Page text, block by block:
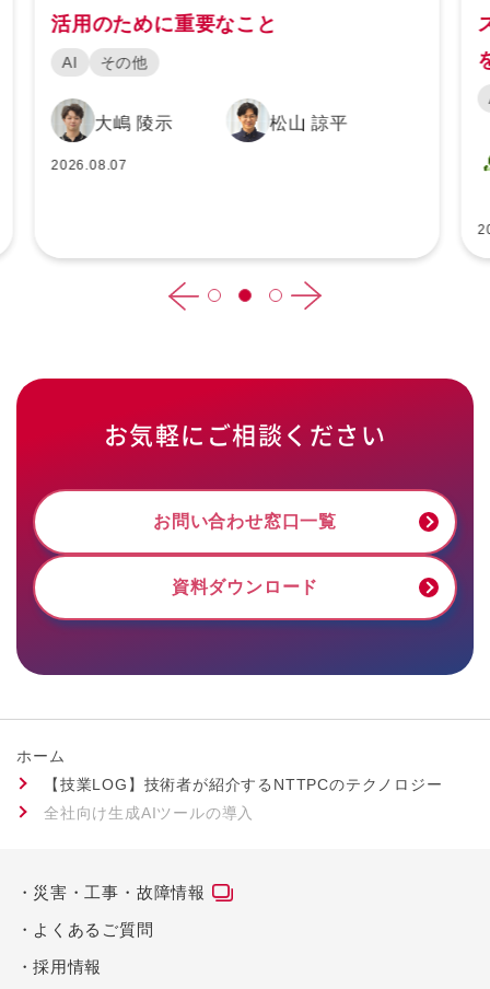
ス開発を加速するシミュレーション基盤
を解説
AI
GPUエンジニ
お気軽にご相談ください
お問い合わせ窓口一覧
資料ダウンロード
ホーム
【技業LOG】技術者が紹介するNTTPCのテクノロジー
全社向け生成AIツールの導入
災害・工事・故障情報
よくあるご質問
採用情報